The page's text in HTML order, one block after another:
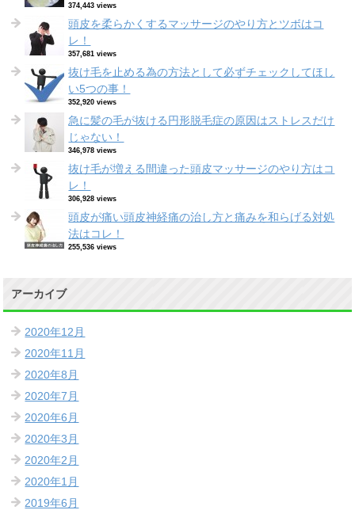
374,443 views
頭皮を柔らかくするマッサージのやり方とツボはコ
レ！
357,681 views
抜け毛を止める為の方法として必ずチェックしてほし
い5つの事！
352,920 views
急に髪の毛が抜ける円形脱毛症の原因はストレスだけ
じゃない！
346,978 views
抜け毛が増える間違った頭皮マッサージのやり方はコ
レ！
306,928 views
頭皮が痛い頭皮神経痛の治し方と痛みを和らげる対処
法はコレ！
255,536 views
アーカイブ
2020年12月
2020年11月
2020年8月
2020年7月
2020年6月
2020年3月
2020年2月
2020年1月
2019年6月